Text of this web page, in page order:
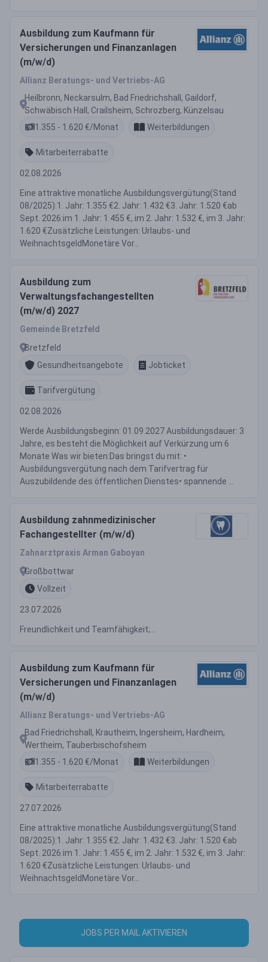
Ausbildung zum Kaufmann für
Versicherungen und Finanzanlagen
(m/w/d)
Allianz Beratungs- und Vertriebs-AG
Heilbronn, Neckarsulm, Bad Friedrichshall, Gaildorf,
Schwäbisch Hall, Crailsheim, Schrozberg, Künzelsau
1.355 - 1.620 €/Monat
Weiterbildungen
Mitarbeiterrabatte
02.08.2026
Eine attraktive monatliche Ausbildungsvergütung(Stand
08/2025):1. Jahr: 1.355 €2. Jahr: 1.432 €3. Jahr: 1.520 €ab
Sept. 2026:im 1. Jahr: 1.455 €, im 2. Jahr: 1.532 €, im 3. Jahr:
1.620 €Zusätzliche Leistungen: Urlaubs- und
WeihnachtsgeldMonetäre Vor...
Ausbildung zum
Verwaltungsfachangestellten
(m/w/d) 2027
Gemeinde Bretzfeld
Bretzfeld
Gesundheitsangebote
Jobticket
Tarifvergütung
02.08.2026
Werde Ausbildungsbeginn: 01.09.2027 Ausbildungsdauer: 3
Jahre, es besteht die Möglichkeit auf Verkürzung um 6
Monate Was wir bieten:Das bringst du mit: •
Ausbildungsvergütung nach dem Tarifvertrag für
Auszubildende des öffentlichen Dienstes• spannende ...
Ausbildung zahnmedizinischer
Fachangestellter (m/w/d)
Zahnarztpraxis Arman Gaboyan
Großbottwar
Vollzeit
23.07.2026
Freundlichkeit und Teamfähigkeit;...
Ausbildung zum Kaufmann für
Versicherungen und Finanzanlagen
(m/w/d)
Allianz Beratungs- und Vertriebs-AG
Bad Friedrichshall, Krautheim, Ingersheim, Hardheim,
Wertheim, Tauberbischofsheim
1.355 - 1.620 €/Monat
Weiterbildungen
Mitarbeiterrabatte
27.07.2026
Eine attraktive monatliche Ausbildungsvergütung(Stand
08/2025):1. Jahr: 1.355 €2. Jahr: 1.432 €3. Jahr: 1.520 €ab
Sept. 2026:im 1. Jahr: 1.455 €, im 2. Jahr: 1.532 €, im 3. Jahr:
1.620 €Zusätzliche Leistungen: Urlaubs- und
WeihnachtsgeldMonetäre Vor...
JOBS PER MAIL AKTIVIEREN